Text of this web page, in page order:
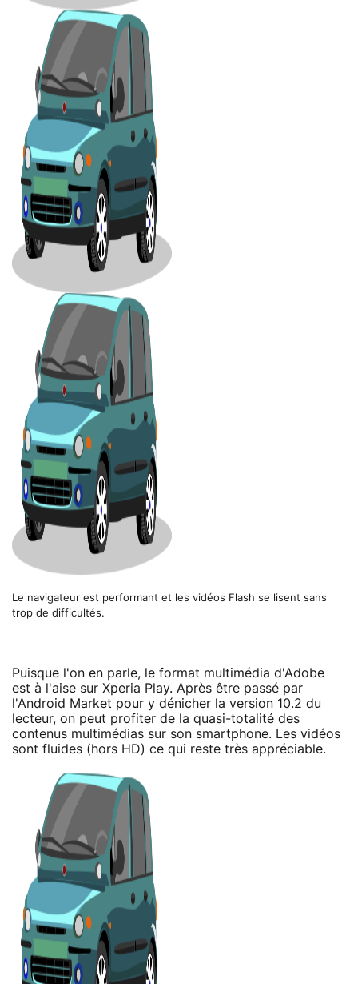
Le navigateur est performant et les vidéos Flash se lisent sans
trop de difficultés.
Puisque l'on en parle, le format multimédia d'Adobe
est à l'aise sur Xperia Play. Après être passé par
l'Android Market pour y dénicher la version 10.2 du
lecteur, on peut profiter de la quasi-totalité des
contenus multimédias sur son smartphone. Les vidéos
sont fluides (hors HD) ce qui reste très appréciable.